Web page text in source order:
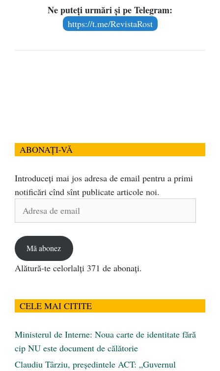
Ne puteți urmări și pe Telegram:
https://t.me/RevistaRost
ABONAȚI-VĂ
Introduceți mai jos adresa de email pentru a primi
notificări cînd sînt publicate articole noi.
Mă abonez
Alătură-te celorlalți 371 de abonați.
CELE MAI CITITE
Ministerul de Interne: Noua carte de identitate fără
cip NU este document de călătorie
Claudiu Târziu, președintele ACT: „Guvernul